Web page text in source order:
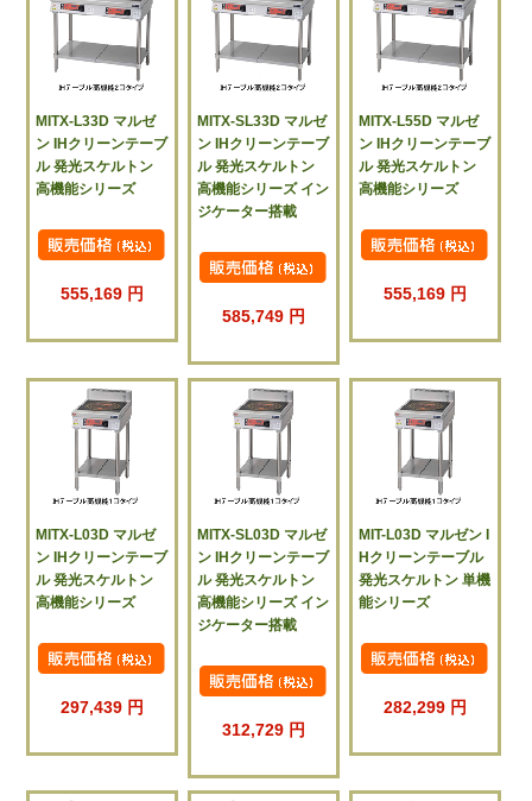
MITX-L33D マルゼ
ン IHクリーンテーブ
ル 発光スケルトン
高機能シリーズ
555,169 円
MITX-SL33D マルゼ
ン IHクリーンテーブ
ル 発光スケルトン
高機能シリーズ イン
ジケーター搭載
585,749 円
MITX-L55D マルゼ
ン IHクリーンテーブ
ル 発光スケルトン
高機能シリーズ
555,169 円
MITX-L03D マルゼ
ン IHクリーンテーブ
ル 発光スケルトン
高機能シリーズ
297,439 円
MITX-SL03D マルゼ
ン IHクリーンテーブ
ル 発光スケルトン
高機能シリーズ イン
ジケーター搭載
312,729 円
MIT-L03D マルゼン I
Hクリーンテーブル
発光スケルトン 単機
能シリーズ
282,299 円